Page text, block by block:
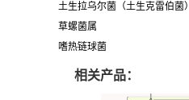
土生拉乌尔菌（土生克雷伯菌）
草螺菌属
嗜热链球菌
相关产品：